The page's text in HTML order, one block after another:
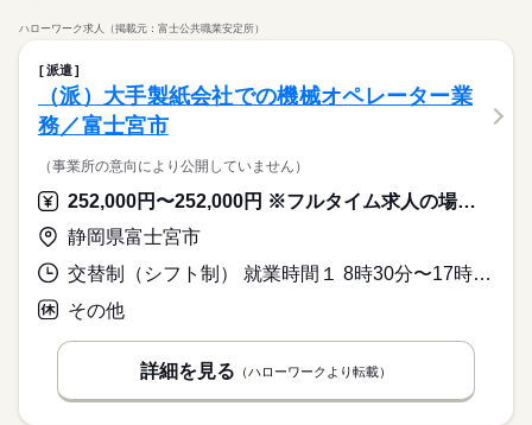
ハローワーク求人（掲載元：富士公共職業安定所）
派遣
（派）大手製紙会社での機械オペレーター業
務／富士宮市
（事業所の意向により公開していません）
252,000円〜252,000円 ※フルタイム求人の場合は月額（換算額）、パート求人の場合は時間額を表示しています。
静岡県富士宮市
交替制（シフト制） 就業時間１ 8時30分〜17時00分 就業時間２ 16時30分〜1時00分 就業時間３ 0時30分〜9時00分 就業時間に関する特記事項 ４組３交替もしくは３組３交替での勤務となります。
その他
詳細を見る （ハローワークより転載）